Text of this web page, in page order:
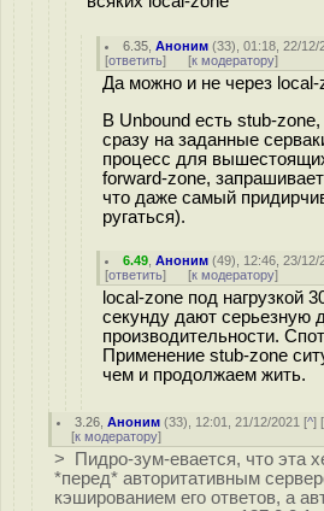
6.35 ,Аноним (33), 01:18, 22/12/
[ответить] [к модератору]
Да можно и не через local-
В Unbound есть stub-zone,
сразу на заданные
процесс для
forward-zone,
что даже самый
ругаться).
6.49 ,Аноним (49), 12:46, 23/12/
[ответить] [к модератору]
local-zone под нагрузкой
секунду дают серьезную
производительности.
Применение stub-zone
чем и продолжаем жить.
3.26 ,Аноним (33), 12:01, 21/12/2021 [^] [
[к модератору]
> Пидро-зум-евается, что эта
*перед* авторитативным
кэшированием его ответов, а